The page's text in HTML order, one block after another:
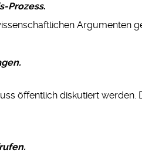
Prozess.
Argumenten
öffentlich diskutiert werden.